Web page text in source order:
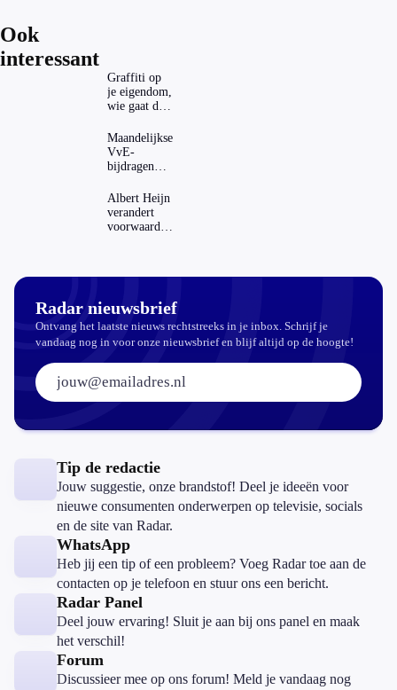
Ook
interessant
Graffiti op
je eigendom,
wie gaat dat
Maandelijkse
VvE-
bijdragen
dat invloed
op je
hypotheek?
Albert Heijn
verandert
voorwaarden
Radar nieuwsbrief
Ontvang het laatste nieuws rechtstreeks in je inbox. Schrijf je
vandaag nog in voor onze nieuwsbrief en blijf altijd op de hoogte!
E-mailadres:
Tip de redactie
Jouw suggestie, onze brandstof! Deel je ideeën voor
nieuwe consumenten onderwerpen op televisie, socials
en de site van Radar.
WhatsApp
Heb jij een tip of een probleem? Voeg Radar toe aan de
contacten op je telefoon en stuur ons een bericht.
Radar Panel
Deel jouw ervaring! Sluit je aan bij ons panel en maak
het verschil!
Forum
Discussieer mee op ons forum! Meld je vandaag nog